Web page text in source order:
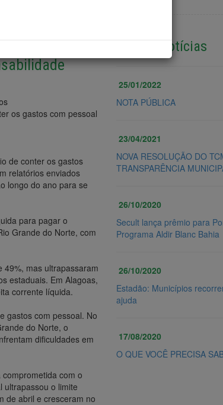
os gastos com pessoal
de conter os gastos
relatórios enviados
longo do ano para se
para pagar o
Grande do Norte, com
49%, mas ultrapassaram
estaduais. Em Alagoas,
corrente líquida.
gastos com pessoal. No
do Norte, o
dificuldades em
com o
ultrapassou o limite
de abril e cresceram no
Outras Notícias
25/01/2022
NOTA PÚBLICA
23/04/2021
NOVA RESOLUÇÃO DO
TRANSPARÊNCIA
26/10/2020
Secult lança prêmio para
Programa Aldir Blanc Bahia
26/10/2020
Estadão: Municípios
ajuda
17/08/2020
O QUE VOCÊ PRECISA